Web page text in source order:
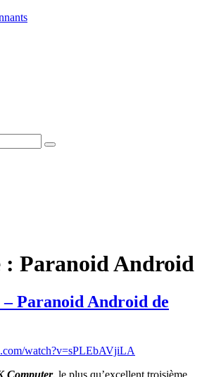
Rechercher
: Paranoid Android
Paranoid Android de
watch?v=sPLEbAVjiLA
Computer, le plus qu’excellent troisième